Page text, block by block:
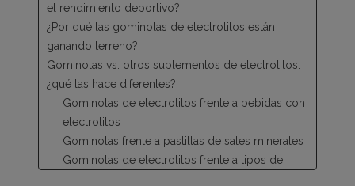
el rendimiento deportivo?
¿Por qué las gominolas de electrolitos están
ganando terreno?
Gominolas vs. otros suplementos de electrolitos:
¿qué las hace diferentes?
Gominolas de electrolitos frente a bebidas con
electrolitos
Gominolas frente a pastillas de sales minerales
Gominolas de electrolitos frente a tipos de